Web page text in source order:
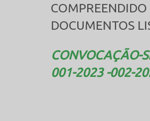
DOCUMENTOS
CONVOCAÇÃO-
001-2023 -002-